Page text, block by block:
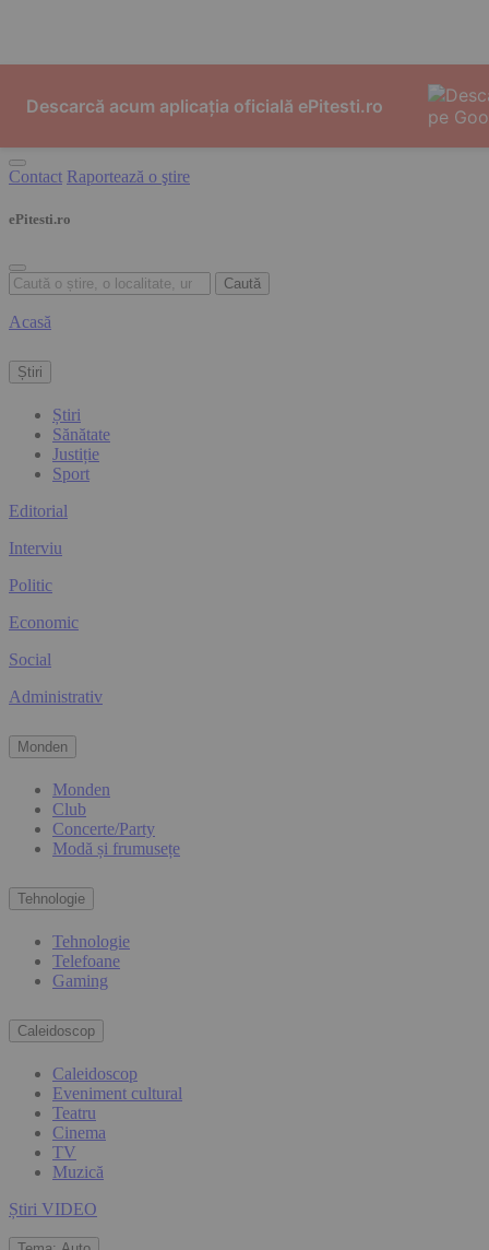
Contact Raportează o ştire
ePitesti.ro
Caută
Acasă
Știri
Știri
Sănătate
Justiție
Sport
Editorial
Interviu
Politic
Economic
Social
Administrativ
Monden
Monden
Club
Concerte/Party
Modă și frumusețe
Tehnologie
Tehnologie
Telefoane
Gaming
Caleidoscop
Caleidoscop
Eveniment cultural
Teatru
Cinema
TV
Muzică
Știri VIDEO
Descarcă acum aplicația oficială ePitesti.ro